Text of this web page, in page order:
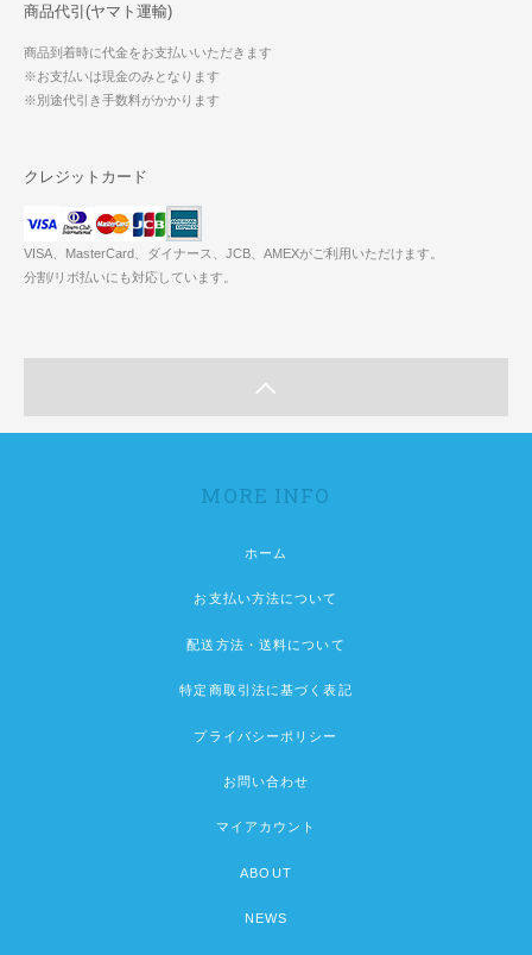
商品代引(ヤマト運輸)
商品到着時に代金をお支払いいただきます
※お支払いは現金のみとなります
※別途代引き手数料がかかります
クレジットカード
VISA、MasterCard、ダイナース、JCB、AMEXがご利用いただけます。
分割/リボ払いにも対応しています。
MORE INFO
ホーム
お支払い方法について
配送方法・送料について
特定商取引法に基づく表記
プライバシーポリシー
お問い合わせ
マイアカウント
ABOUT
NEWS